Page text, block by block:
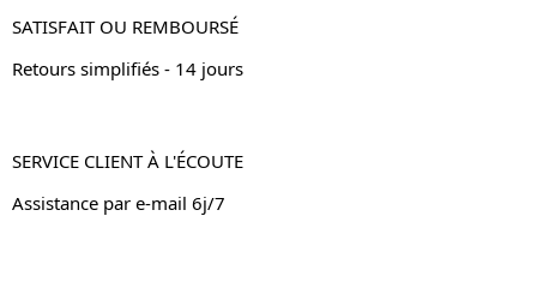
SATISFAIT OU REMBOURSÉ
Retours simplifiés - 14 jours
SERVICE CLIENT À L'ÉCOUTE
Assistance par e-mail 6j/7